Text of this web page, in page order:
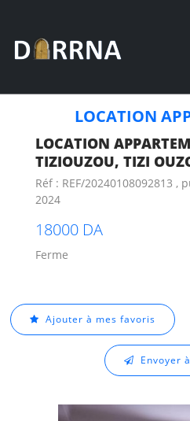
LOCATION
LOCATION
TIZIOUZOU, TIZI
Réf : REF/20240108092813 ,
2024
18000 DA
Ferme
Ajouter à mes favoris
Envoyer